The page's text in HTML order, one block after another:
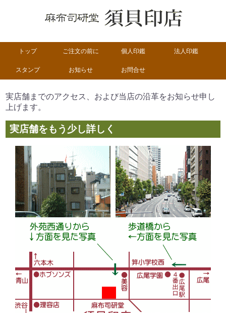
トップ ご注文の前に 個人印鑑 法人印鑑
スタンプ お知らせ お問合せ
実店舗までのアクセス、 および当店の沿革をお知らせ申し
上げます。
実店舗をもう少し詳しく